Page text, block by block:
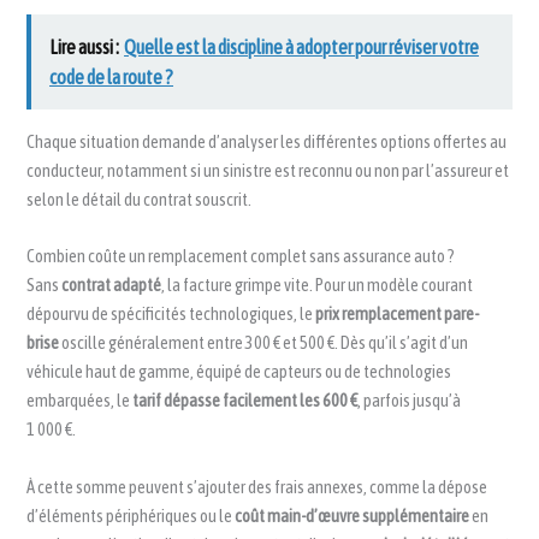
Lire aussi : Quelle est la discipline à adopter pour réviser votre
code de la route ?
Chaque situation demande d’analyser les différentes options offertes au
conducteur, notamment si un sinistre est reconnu ou non par l’assureur et
selon le détail du contrat souscrit.
Combien coûte un remplacement complet sans assurance auto ?
Sanscontrat adapté , la facture grimpe vite. Pour un modèle courant
dépourvu de spécificités technologiques, leprix remplacement pare-
briseoscille généralement entre 300 € et 500 €. Dès qu’il s’agit d’un
véhicule haut de gamme, équipé de capteurs ou de technologies
embarquées, le tarif dépasse facilement les 600 €, parfois jusqu’à
1 000 €.
À cette somme peuvent s’ajouter des frais annexes, comme la dépose
d’éléments périphériques ou lecoût main-d’œuvre supplémentaireen